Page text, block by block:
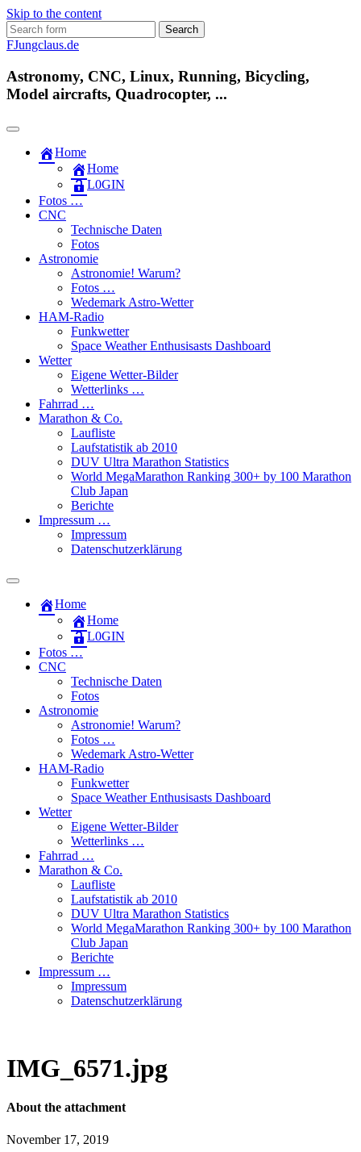
Skip to the content
Search
for:
FJungclaus.de
Astronomy, CNC, Linux, Running, Bicycling,
Model aircrafts, Quadrocopter, ...
Home
Home
L​0​​GIN
Fotos …
CNC
Technische Daten
Fotos
Astronomie
Astronomie! Warum?
Fotos …
Wedemark Astro-Wetter
HAM-Radio
Funkwetter
Space Weather Enthusisasts Dashboard
Wetter
Eigene Wetter-Bilder
Wetterlinks …
Fahrrad …
Marathon & Co.
Laufliste
Laufstatistik ab 2010
DUV Ultra Marathon Statistics
World MegaMarathon Ranking 300+ by 100 Marathon
Club Japan
Berichte
Impressum …
Impressum
Datenschutzerklärung
Toggle
field
Home
Home
L​0​​GIN
Fotos …
CNC
Technische Daten
Fotos
Astronomie
Astronomie! Warum?
Fotos …
Wedemark Astro-Wetter
HAM-Radio
Funkwetter
Space Weather Enthusisasts Dashboard
Wetter
Eigene Wetter-Bilder
Wetterlinks …
Fahrrad …
Marathon & Co.
Laufliste
Laufstatistik ab 2010
DUV Ultra Marathon Statistics
World MegaMarathon Ranking 300+ by 100 Marathon
Club Japan
Berichte
Impressum …
Impressum
Datenschutzerklärung
IMG_6571.jpg
About the attachment
November 17, 2019